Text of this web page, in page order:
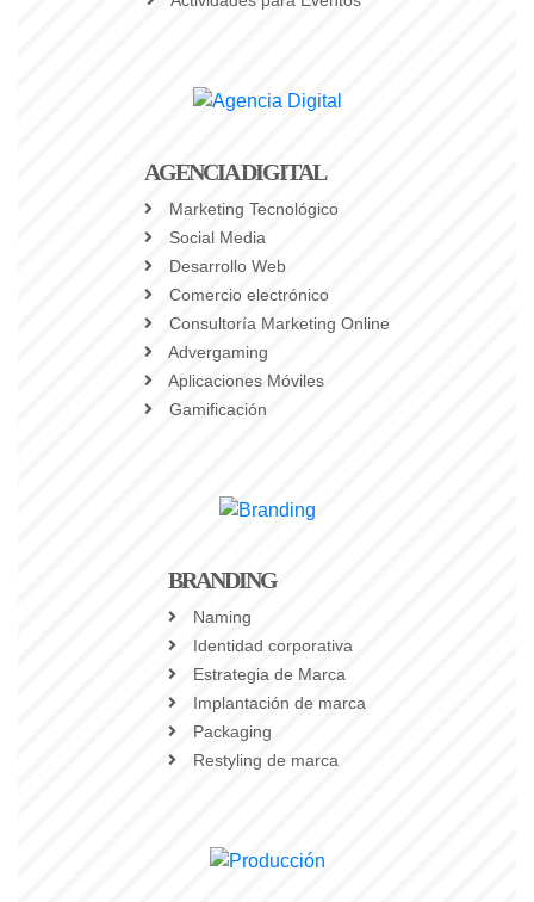
AGENCIA DIGITAL
Marketing Tecnológico
Social Media
Desarrollo Web
Comercio electrónico
Consultoría Marketing Online
Advergaming
Aplicaciones Móviles
Gamificación
BRANDING
Naming
Identidad corporativa
Estrategia de Marca
Implantación de marca
Packaging
Restyling de marca